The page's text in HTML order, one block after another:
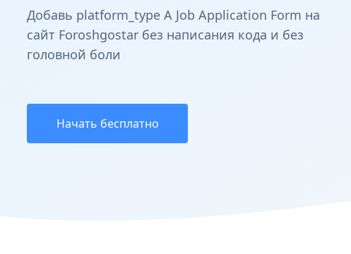
Добавь platform_type A Job Application Form на
сайт Foroshgostar без написания кода и без
головной боли
Начать бесплатно